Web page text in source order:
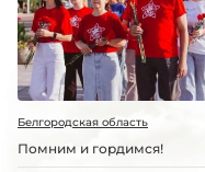
Белгородская область
Помним и гордимся!